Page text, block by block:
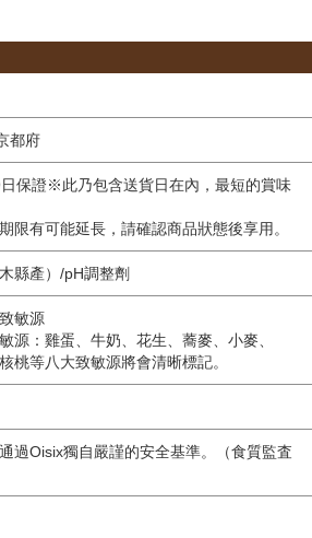
都府
保證※此乃包含送貨日在內，最短的賞味
限有可能延長，請確認商品狀態後享用。
縣產）/pH調整劑
敏源
源：雞蛋、牛奶、花生、蕎麥、小麥、
桃等八大致敏源將會清晰標記。
過Oisix獨自嚴謹的安全基準。（食質監査